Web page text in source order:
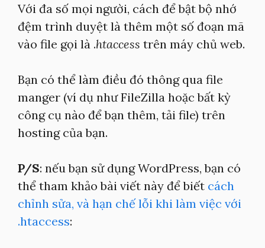
Với đa số mọi người, cách để bật bộ nhớ
đệm trình duyệt là thêm một số đoạn mã
vào file gọi là .htaccess trên máy chủ web.
Bạn có thể làm điều đó thông qua file
manger (ví dụ như FileZilla hoặc bất kỳ
công cụ nào để bạn thêm, tải file) trên
hosting của bạn.
P/S: nếu bạn sử dụng WordPress, bạn có
thể tham khảo bài viết này để biết cách
chỉnh sửa, và hạn chế lỗi khi làm việc với
.htaccess: